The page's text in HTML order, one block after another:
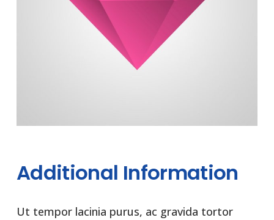
Additional Information
Ut tempor lacinia purus, ac gravida tortor